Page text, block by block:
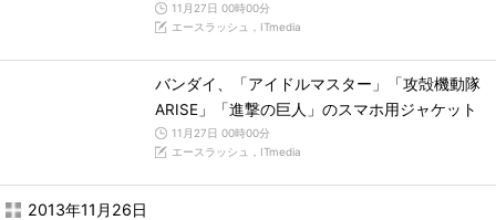
11月27日 00時00分
エースラッシュ，ITmedia
バンダイ、「アイドルマスター」「攻殻機動隊
ARISE」「進撃の巨人」のスマホ用ジャケット
11月27日 00時00分
エースラッシュ，ITmedia
2013年11月26日